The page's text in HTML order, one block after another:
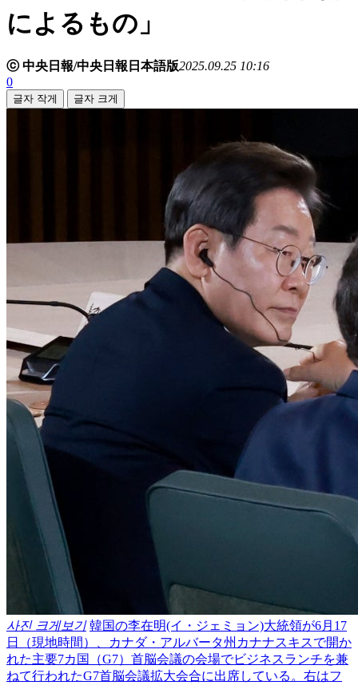
によるもの」
ⓒ 中央日報/中央日報日本語版2025.09.25 10:16
0
글자 작게 글자 크게
사진 크게보기 韓国の李在明(イ・ジェミョン)大統領が6月17
日（現地時間）、カナダ・アルバータ州カナナスキスで開か
れた主要7カ国（G7）首脳会議の会場でビジネスランチを兼
ねて行われたG7首脳会議拡大会合に出席している。右はフ